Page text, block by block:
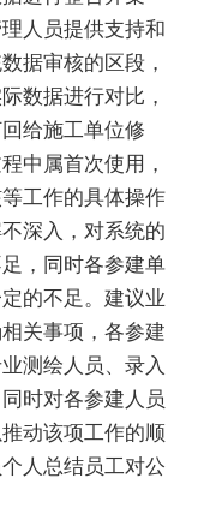
人员提供支持和
据审核的区段，
数据进行对比，
给施工单位修
中属首次使用，
工作的具体操作
深入，对系统的
，同时各参建单
的不足。建议业
关事项，各参建
测绘人员、录入
时对各参建人员
动该项工作的顺
人总结员工对公